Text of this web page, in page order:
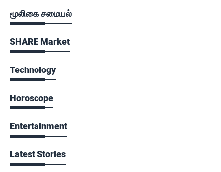
மூலிகை சமையல்
SHARE Market
Technology
Horoscope
Entertainment
Latest Stories